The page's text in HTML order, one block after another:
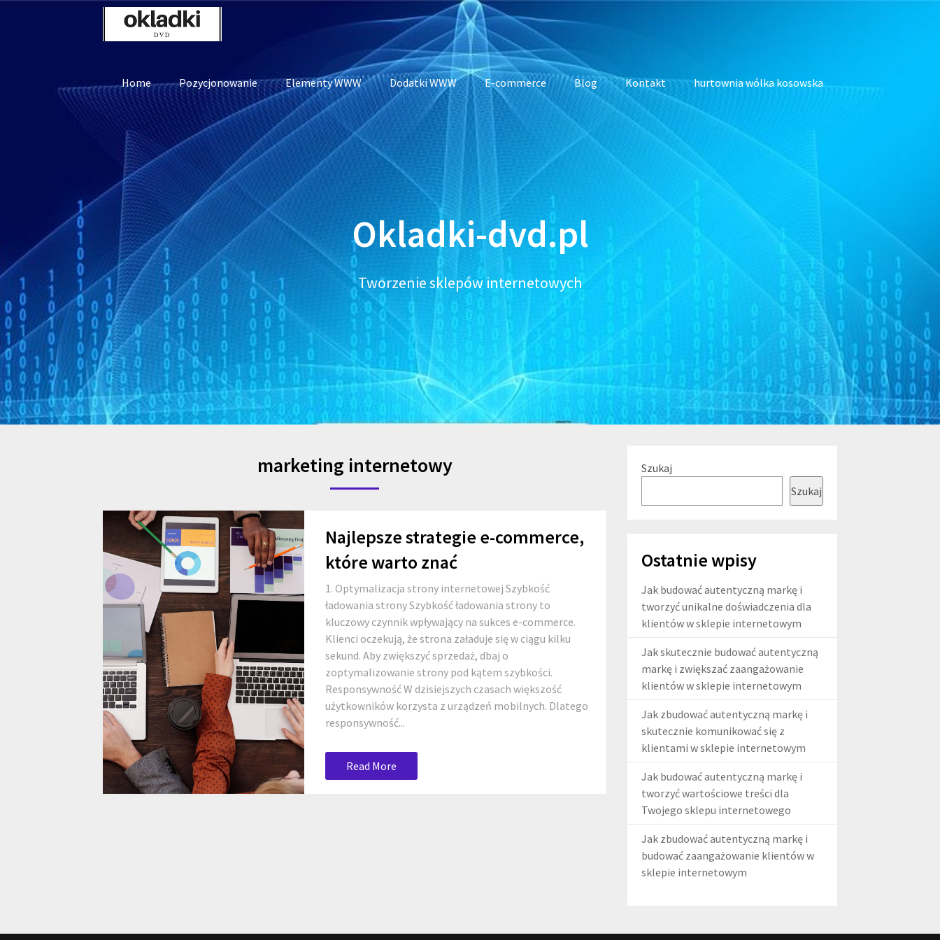
Home Pozycjonowanie Elementy WWW Dodatki WWW E-commerce Blog Kontakt hurtownia wólka kosowska
Okladki-dvd.pl
Tworzenie sklepów internetowych
marketing internetowy
Najlepsze strategie e-commerce,
które warto znać
1. Optymalizacja strony internetowej Szybkość
ładowania strony Szybkość ładowania strony to
kluczowy czynnik wpływający na sukces e-commerce.
Klienci oczekują, że strona załaduje się w ciągu kilku
sekund. Aby zwiększyć sprzedaż, dbaj o
zoptymalizowanie strony pod kątem szybkości.
Responsywność W dzisiejszych czasach większość
użytkowników korzysta z urządzeń mobilnych. Dlatego
responsywność...
Read More
Szukaj
Szukaj
Ostatnie wpisy
Jak budować autentyczną markę i
tworzyć unikalne doświadczenia dla
klientów w sklepie internetowym
Jak skutecznie budować autentyczną
markę i zwiększać zaangażowanie
klientów w sklepie internetowym
Jak zbudować autentyczną markę i
skutecznie komunikować się z
klientami w sklepie internetowym
Jak budować autentyczną markę i
tworzyć wartościowe treści dla
Twojego sklepu internetowego
Jak zbudować autentyczną markę i
budować zaangażowanie klientów w
sklepie internetowym